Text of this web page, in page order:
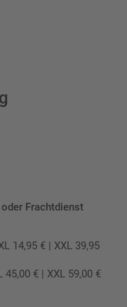
Frachtdienst
14,95 € | XXL 39,95
45,00 € | XXL 59,00 €